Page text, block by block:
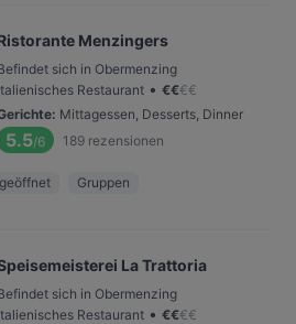
Menzingers
sich in Obermenzing
Restaurant • €€€€
: Mittagessen, Desserts, Dinner
5.5/6 189 rezensionen
Gruppen
La Trattoria
sich in Obermenzing
Restaurant • €€€€